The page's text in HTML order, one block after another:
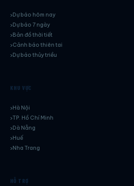
Dự báo hôm nay
Dự báo 7 ngày
Bản đồ thời tiết
Cảnh báo thiên tai
Dự báo thủy triều
KHU VỰC
Hà Nội
TP. Hồ Chí Minh
Dà Nẵng
Huế
Nha Trang
HỖ TRỢ